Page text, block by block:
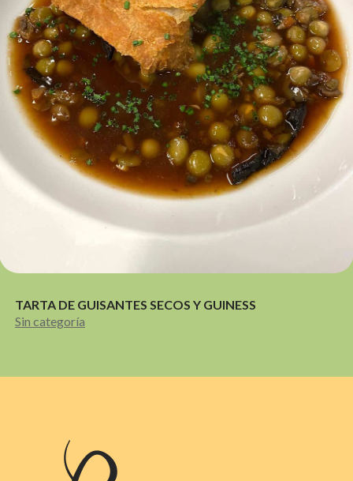
TARTA DE GUISANTES SECOS Y GUINESS
Sin categoría